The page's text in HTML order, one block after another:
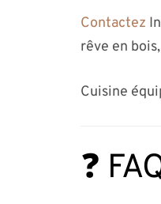
Contactez
rêve en
Cuisine
❓